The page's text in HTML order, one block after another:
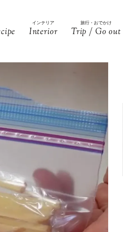
インテリア
Interior
旅行・おでかけ
Trip / Go out